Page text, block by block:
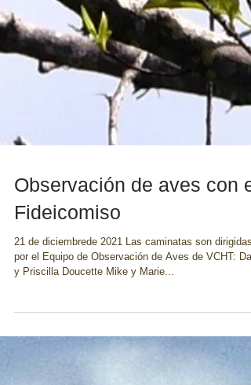
Fideicomiso
21 de diciembrede 2021 Las caminatas son dirigidas
y Priscilla Doucette Mike y Marie...